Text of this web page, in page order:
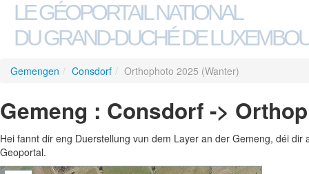
LE GÉOPORTAIL NATIONAL
DU GRAND-DUCHÉ DE
Gemengen / Consdorf / Orthophoto 2025 (Wanter)
Gemeng : Consdorf ->
Hei fannt dir eng Duerstellung vun dem Layer an der Gemeng, déi
Geoportal.